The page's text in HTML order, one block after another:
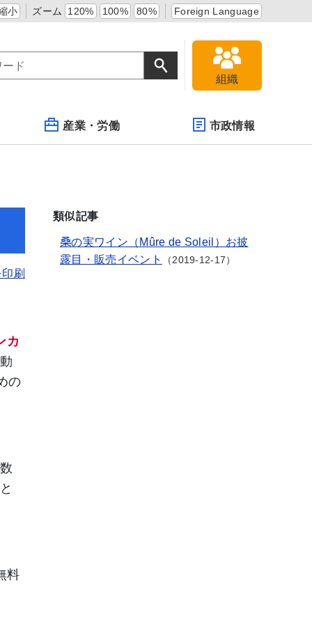
小 ズーム 120% 100% 80% Foreign Language
組織
産業・労働 市政情報
刷
カ
の
料
類似記事
桑の実ワイン（Mûre de Soleil）お披
露目・販売イベント
2019-12-17